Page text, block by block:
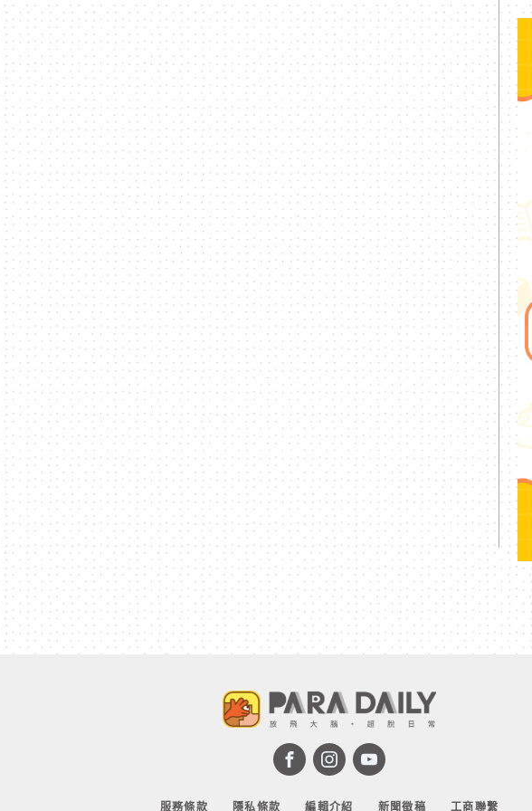
服務條款 隱私條款 編輯介紹 新聞徵稿 工商聯繫